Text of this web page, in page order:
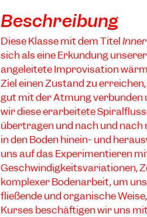
Beschreibung
Diese Klasse mit dem Titel
sich als eine Erkundung
angeleitete Improvisation
Ziel einen Zustand zu
gut mit der Atmung
wir diese erarbeitete
übertragen und nach und nach
in den Boden hinein- und
uns auf das Experimentieren
Geschwindigkeitsvariationen,
komplexer Bodenarbeit, um
fließende und organische
Kurses beschäftigen wir uns